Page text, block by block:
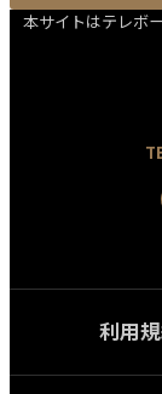
本サイトはテレボ
利用